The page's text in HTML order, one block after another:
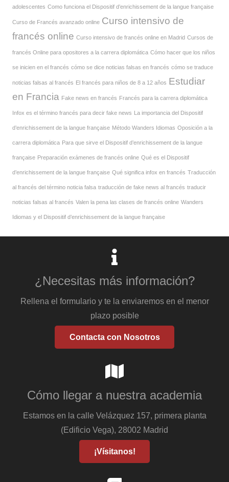
adolescentes Como funciona el Dispositif d’enrichissement de la langue française
Curso de Francés avanzado online Curso intensivo de
francés online Curso intensivo de francés online en Madrid Cursos de
francés Online para opositores a la carrera diplomática Cómo hacer que los niños
se inicien en el francés cómo se dice noticias falsas en francés cómo se traduce
noticias falsas al francés El francés para niños de 8 a 12 años Estudiar
en Francia Fake news en francés Francés para la carrera diplomática
Infox es el término francés para decir fake news La importancia del Dispositif
d’enrichissement de la langue française Método Wanders Idiomas Oposición a la
carrera diplomática Para que sirve el Dispositif d’enrichissement de la langue
française Preparación exámenes de francés online Qué es el Dispositif
d’enrichissement de la langue française Qué significa infox en francés Traducción
al francés del término noticia falsa traducción de fake news al francés traducir
noticias falsas al francés Valen la pena las clases de francés online Wanders
Idiomas y el Dispositif d’enrichissement de la langue française
¿Necesitas más información?
Rellena el formulario y te la enviaremos en el menor
plazo posible
Contacta con Nosotros
Cómo llegar a nuestra academia
Estamos en la calle Velázquez 157, primera planta
(Edificio Vega), 28002 Madrid
¡Vísitanos!